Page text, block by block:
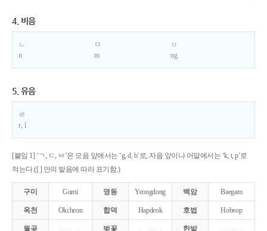
4. 비음
ㄴ
n
ㅁ
m
ㅇ
ng
5. 유음
ㄹ
r, l
[붙임 1] ‘ㄱ, ㄷ, ㅂ’은 모음 앞에서는 ‘g, d, b’로, 자음 앞이나 어말에서는 ‘k, t, p’로
적는다.([ ] 안의 발음에 따라 표기함.)
구미 Gumi 영동 Yeongdong 백암 Baegam
옥천 Okcheon 합덕 Hapdeok 호법 Hobeop
월곶
벚꽃
한밭